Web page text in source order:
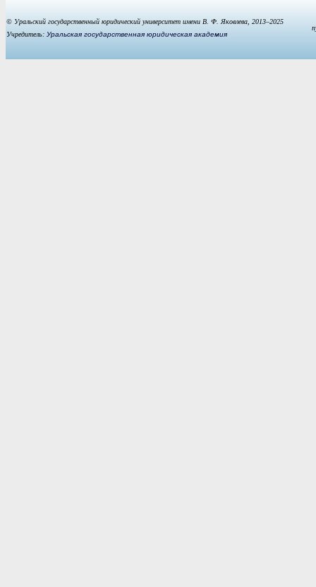
© Уральский государственный юридический университет имени В. Ф. Яковлева, 2013–2025
Учредитель: Уральская государственная юридическая академия